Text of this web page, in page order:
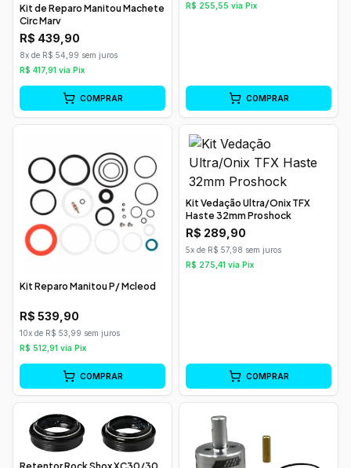
Kit de Reparo Manitou Machete
Circ Marv
R$ 439,90
8x de R$ 54,99 sem juros
R$ 417,91 via Pix
COMPRAR
R$ 255,55 via Pix
COMPRAR
Kit Reparo Manitou P/ Mcleod
R$ 539,90
10x de R$ 53,99 sem juros
R$ 512,91 via Pix
COMPRAR
Kit Vedação Ultra/Onix TFX
Haste 32mm Proshock
R$ 289,90
5x de R$ 57,98 sem juros
R$ 275,41 via Pix
COMPRAR